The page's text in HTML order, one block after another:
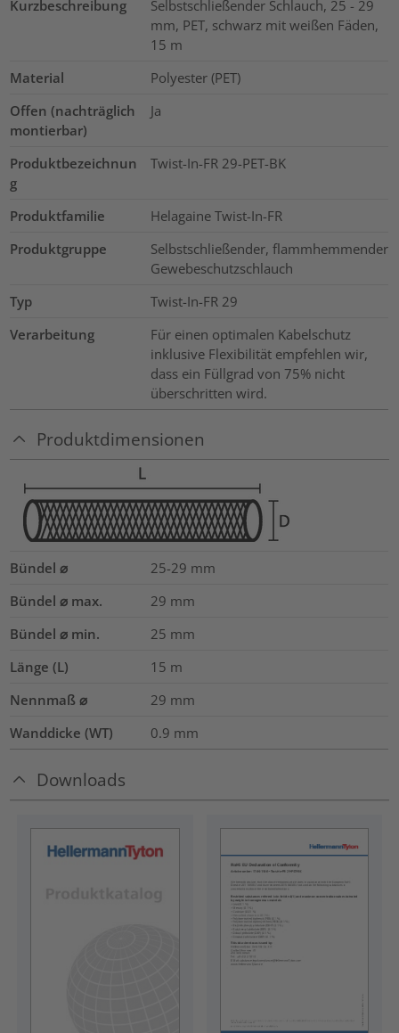
Kurzbeschreibung
Selbstschließender Schlauch, 25 - 29
mm, PET, schwarz mit weißen Fäden,
15 m
Material
Polyester (PET)
Offen (nachträglich
montierbar)
Ja
Produktbezeichnun
g
Twist-In-FR 29-PET-BK
Produktfamilie
Helagaine Twist-In-FR
Produktgruppe
Selbstschließender, flammhemmender
Gewebeschutzschlauch
Typ
Twist-In-FR 29
Verarbeitung
Für einen optimalen Kabelschutz
inklusive Flexibilität empfehlen wir,
dass ein Füllgrad von 75% nicht
überschritten wird.
Produktdimensionen
Bündel ⌀ 25-29 mm
Bündel ⌀ max.
29 mm
Bündel ⌀ min.
25 mm
Länge (L)
15 m
Nennmaß ⌀
29 mm
Wanddicke (WT)
0.9 mm
Downloads